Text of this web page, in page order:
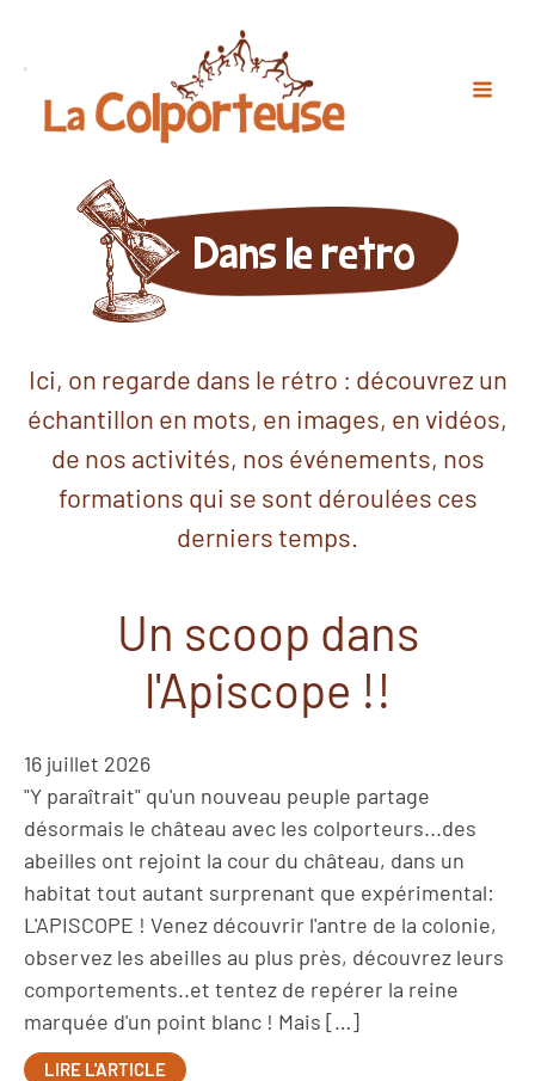
Dans le retro
Ici, on regarde dans le rétro : découvrez un
échantillon en mots, en images, en vidéos,
de nos activités, nos événements, nos
formations qui se sont déroulées ces
derniers temps.
Un scoop dans
l'Apiscope !!
16 juillet 2026
"Y paraîtrait" qu'un nouveau peuple partage
désormais le château avec les colporteurs...des
abeilles ont rejoint la cour du château, dans un
habitat tout autant surprenant que expérimental:
L'APISCOPE ! Venez découvrir l'antre de la colonie,
observez les abeilles au plus près, découvrez leurs
comportements..et tentez de repérer la reine
marquée d'un point blanc ! Mais […]
LIRE L'ARTICLE